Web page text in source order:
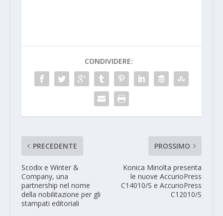
CONDIVIDERE:
PRECEDENTE
Scodix e Winter &
Company, una
partnership nel nome
della nobilitazione per gli
stampati editoriali
PROSSIMO
Konica Minolta presenta
le nuove AccurioPress
C14010/S e AccurioPress
C12010/S